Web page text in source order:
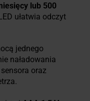
lub 500
ułatwia odczyt
jednego
naładowania
oraz